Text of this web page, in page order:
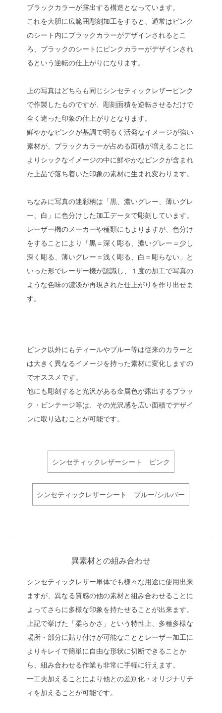
ブラックカラーが露出する構造となっています。
これを大胆に広範囲彫刻加工をすると、通常はピンク
のシート内にブラックカラーがデザインされるとこ
ろ、ブラックのシートにピンクカラーがデザインされ
るという逆転の仕上がりになります。
上の写真はどちらも同じシンセティックレザーピンク
で作製したものですが、彫刻面積を逆転させるだけで
全く違った印象の仕上がりとなります。
鮮やかなピンクが基調で明るく活発なイメージが強い
素材が、ブラックカラーが占める面積が増えることに
よりシックなイメージの中に鮮やかなピンクが含まれ
た上品で落ち着いた印象の素材に生まれ変わります。
ちなみに写真の迷彩柄は「黒、濃いグレー、薄いグレ
ー、白」に色分けした加工データで彫刻しています。
レーザー機のメーカーや種類にもよりますが、色分け
をすることにより「黒＝深く彫る、濃いグレー＝少し
深く彫る、薄いグレー＝浅く彫る、白＝彫らない」と
いった形でレーザー機が認識し、１度の加工で写真の
ような色味の濃淡が再現された仕上がりを作り出せま
す。
ピンク以外にもティールやブルー等は従来のカラーと
は大きく異なるイメージを持った素材に変化しますの
でオススメです。
他にも彫刻すると光沢がある金属色が露出するブラッ
ク・ビンテージ等は、その光沢感を広い面積でデザイ
ンに取り込むことが可能です。
シンセティックレザーシート ピンク
シンセティックレザーシート ブルー/シルバー
異素材との組み合わせ
シンセティックレザー単体でも様々な用途に使用出来
ますが、異なる質感の他の素材と組み合わせることに
よってさらに多様な印象を持たせることが出来ます。
上記で挙げた「柔らかさ」という特性上、多種多様な
場所・部分に貼り付けが可能なこととレーザー加工に
よりキレイで簡単に自由な形状に切断できることか
ら、組み合わせる作業も非常に手軽に行えます。
一工夫加えることにより他との差別化・オリジナリテ
ィを加えることが可能です。